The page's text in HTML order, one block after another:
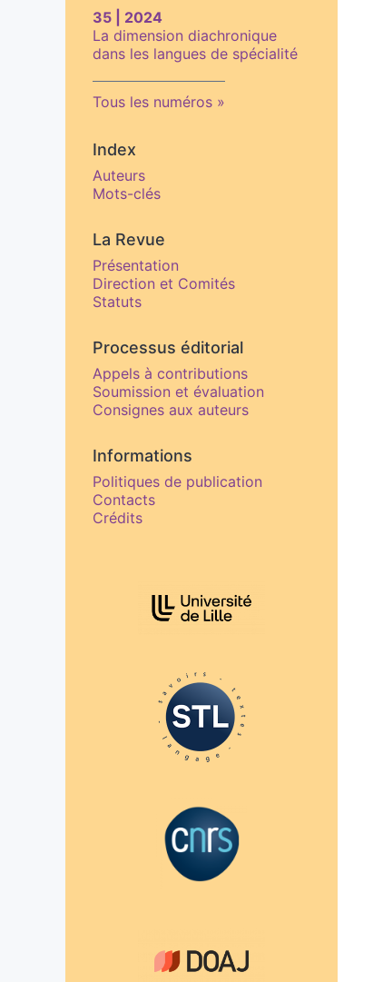
35 | 2024
La dimension diachronique
dans les langues de spécialité
Tous les numéros
Index
Auteurs
Mots-clés
La Revue
Présentation
Direction et Comités
Statuts
Processus éditorial
Appels à contributions
Soumission et évaluation
Consignes aux auteurs
Informations
Politiques de publication
Contacts
Crédits